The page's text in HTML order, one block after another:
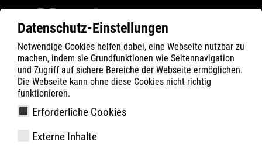
Datenschutz-Einstellungen
Notwendige Cookies helfen dabei, eine Webseite nutzbar zu
machen, indem sie Grundfunktionen wie Seitennavigation
und Zugriff auf sichere Bereiche der Webseite ermöglichen.
Die Webseite kann ohne diese Cookies nicht richtig
funktionieren.
Erforderliche Cookies
Externe Inhalte
ATLAS Termék keresése
Filter
XT 520 GTX